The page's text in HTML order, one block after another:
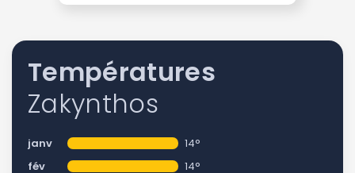
Températures
Zakynthos
janv
14°
fév
14°